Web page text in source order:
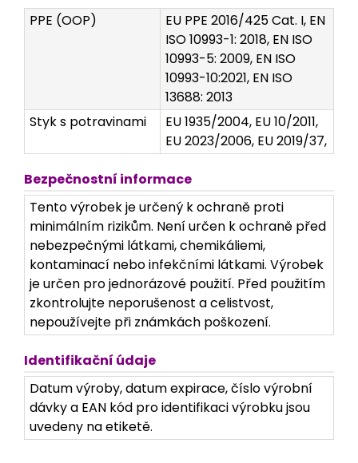
PPE (OOP)
EU PPE 2016/425 Cat. I, EN
ISO 10993-1: 2018, EN ISO
10993-5: 2009, EN ISO
10993-10:2021, EN ISO
13688: 2013
Styk s potravinami
EU 1935/2004, EU 10/2011,
EU 2023/2006, EU 2019/37,
Bezpečnostní informace
Tento výrobek je určený k ochraně proti
minimálním rizikům. Není určen k ochraně před
nebezpečnými látkami, chemikáliemi,
kontaminací nebo infekčními látkami. Výrobek
je určen pro jednorázové použití. Před použitím
zkontrolujte neporušenost a celistvost,
nepoužívejte při známkách poškození.
Identifikační údaje
Datum výroby, datum expirace, číslo výrobní
dávky a EAN kód pro identifikaci výrobku jsou
uvedeny na etiketě.